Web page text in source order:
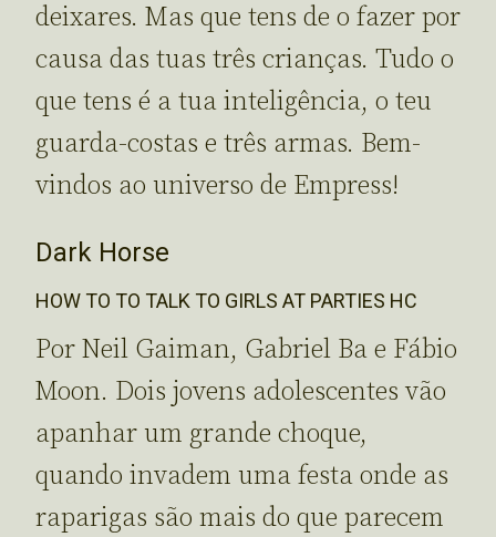
deixares. Mas que tens de o fazer por
causa das tuas três crianças. Tudo o
que tens é a tua inteligência, o teu
guarda-costas e três armas. Bem-
vindos ao universo de Empress!
Dark Horse
HOW TO TO TALK TO GIRLS AT PARTIES HC
Por Neil Gaiman, Gabriel Ba e Fábio
Moon. Dois jovens adolescentes vão
apanhar um grande choque,
quando invadem uma festa onde as
raparigas são mais do que parecem